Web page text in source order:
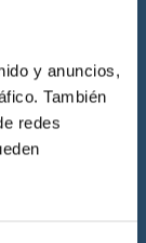
y anuncios,
También
redes